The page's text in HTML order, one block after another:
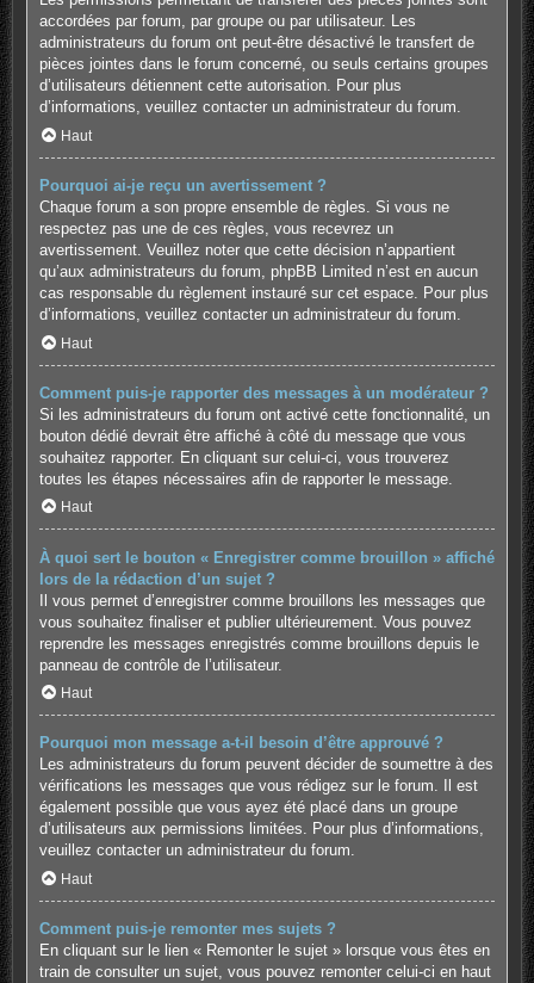
accordées par forum, par groupe ou par utilisateur. Les
administrateurs du forum ont peut-être désactivé le transfert de
pièces jointes dans le forum concerné, ou seuls certains groupes
d’utilisateurs détiennent cette autorisation. Pour plus
d’informations, veuillez contacter un administrateur du forum.
Haut
Pourquoi ai-je reçu un avertissement ?
Chaque forum a son propre ensemble de règles. Si vous ne
respectez pas une de ces règles, vous recevrez un
avertissement. Veuillez noter que cette décision n’appartient
qu’aux administrateurs du forum, phpBB Limited n’est en aucun
cas responsable du règlement instauré sur cet espace. Pour plus
d’informations, veuillez contacter un administrateur du forum.
Haut
Comment puis-je rapporter des messages à un modérateur ?
Si les administrateurs du forum ont activé cette fonctionnalité, un
bouton dédié devrait être affiché à côté du message que vous
souhaitez rapporter. En cliquant sur celui-ci, vous trouverez
toutes les étapes nécessaires afin de rapporter le message.
Haut
À quoi sert le bouton « Enregistrer comme brouillon » affiché
lors de la rédaction d’un sujet ?
Il vous permet d’enregistrer comme brouillons les messages que
vous souhaitez finaliser et publier ultérieurement. Vous pouvez
reprendre les messages enregistrés comme brouillons depuis le
panneau de contrôle de l’utilisateur.
Haut
Pourquoi mon message a-t-il besoin d’être approuvé ?
Les administrateurs du forum peuvent décider de soumettre à des
vérifications les messages que vous rédigez sur le forum. Il est
également possible que vous ayez été placé dans un groupe
d’utilisateurs aux permissions limitées. Pour plus d’informations,
veuillez contacter un administrateur du forum.
Haut
Comment puis-je remonter mes sujets ?
En cliquant sur le lien « Remonter le sujet » lorsque vous êtes en
train de consulter un sujet, vous pouvez remonter celui-ci en haut